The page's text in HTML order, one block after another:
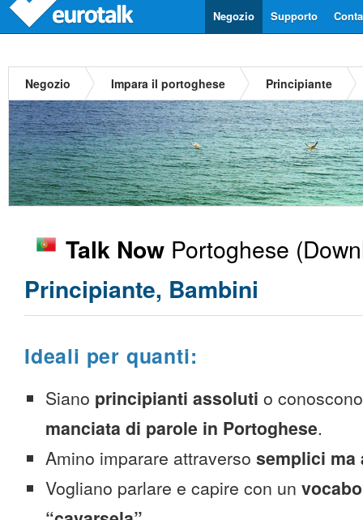
Supporto
Negozio
Negozio Impara il portoghese Principiante
Talk Now Portoghese
Principiante, Bambini
Ideali per quanti:
Siano principianti assoluti o
manciata di parole in Portoghese.
Amino imparare attraverso semplici
Vogliano parlare e capire con un